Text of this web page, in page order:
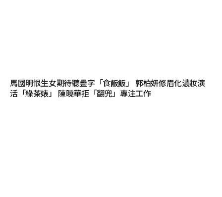
馬國明恨生女期待聽疊字「食飯飯」 郭柏妍修眉化濃妝演
活「綠茶婊」 陳曉華拒「翻兜」專注工作